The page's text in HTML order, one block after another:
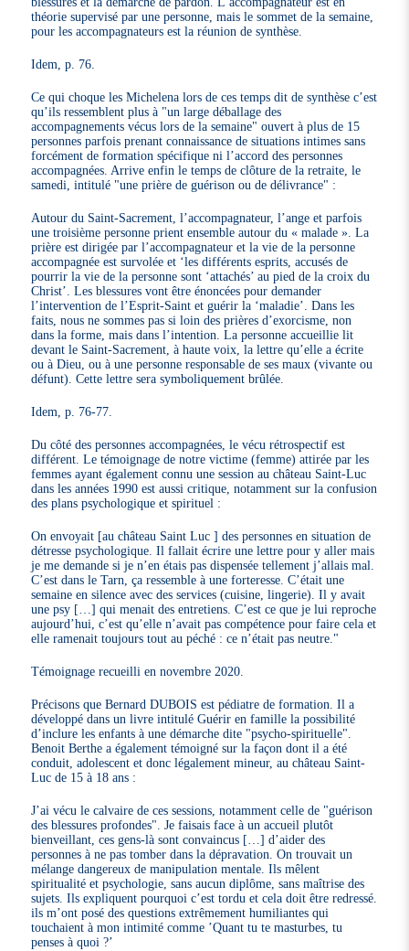
théorie supervisé par une personne, mais le sommet de la semaine,
pour les accompagnateurs est la réunion de synthèse.
Idem, p. 76.
Ce qui choque les Michelena lors de ces temps dit de synthèse c’est
qu’ils ressemblent plus à "un large déballage des
accompagnements vécus lors de la semaine" ouvert à plus de 15
personnes parfois prenant connaissance de situations intimes sans
forcément de formation spécifique ni l’accord des personnes
accompagnées. Arrive enfin le temps de clôture de la retraite, le
samedi, intitulé "une prière de guérison ou de délivrance" :
Autour du Saint-Sacrement, l’accompagnateur, l’ange et parfois
une troisième personne prient ensemble autour du « malade ». La
prière est dirigée par l’accompagnateur et la vie de la personne
accompagnée est survolée et ‘les différents esprits, accusés de
pourrir la vie de la personne sont ‘attachés’ au pied de la croix du
Christ’. Les blessures vont être énoncées pour demander
l’intervention de l’Esprit-Saint et guérir la ‘maladie’. Dans les
faits, nous ne sommes pas si loin des prières d’exorcisme, non
dans la forme, mais dans l’intention. La personne accueillie lit
devant le Saint-Sacrement, à haute voix, la lettre qu’elle a écrite
ou à Dieu, ou à une personne responsable de ses maux (vivante ou
défunt). Cette lettre sera symboliquement brûlée.
Idem, p. 76-77.
Du côté des personnes accompagnées, le vécu rétrospectif est
différent. Le témoignage de notre victime (femme) attirée par les
femmes ayant également connu une session au château Saint-Luc
dans les années 1990 est aussi critique, notamment sur la confusion
des plans psychologique et spirituel :
On envoyait [au château Saint Luc ] des personnes en situation de
détresse psychologique. Il fallait écrire une lettre pour y aller mais
je me demande si je n’en étais pas dispensée tellement j’allais mal.
C’est dans le Tarn, ça ressemble à une forteresse. C’était une
semaine en silence avec des services (cuisine, lingerie). Il y avait
une psy […] qui menait des entretiens. C’est ce que je lui reproche
aujourd’hui, c’est qu’elle n’avait pas compétence pour faire cela et
elle ramenait toujours tout au péché : ce n’était pas neutre."
Témoignage recueilli en novembre 2020.
Précisons que Bernard DUBOIS est pédiatre de formation. Il a
développé dans un livre intitulé Guérir en famille la possibilité
d’inclure les enfants à une démarche dite "psycho-spirituelle".
Benoit Berthe a également témoigné sur la façon dont il a été
conduit, adolescent et donc légalement mineur, au château Saint-
Luc de 15 à 18 ans :
J’ai vécu le calvaire de ces sessions, notamment celle de "guérison
des blessures profondes". Je faisais face à un accueil plutôt
bienveillant, ces gens-là sont convaincus […] d’aider des
personnes à ne pas tomber dans la dépravation. On trouvait un
mélange dangereux de manipulation mentale. Ils mêlent
spiritualité et psychologie, sans aucun diplôme, sans maîtrise des
sujets. Ils expliquent pourquoi c’est tordu et cela doit être redressé.
ils m’ont posé des questions extrêmement humiliantes qui
touchaient à mon intimité comme ’Quant tu te masturbes, tu
penses à quoi ?’